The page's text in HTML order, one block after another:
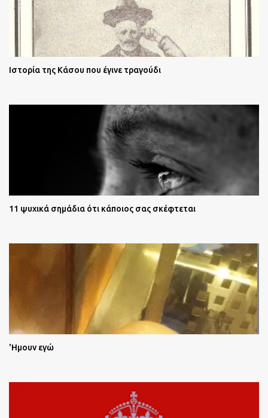
Ιστορία της Κάσου που έγινε τραγούδι
11 ψυχικά σημάδια ότι κάποιος σας σκέφτεται
'Ημουν εγώ